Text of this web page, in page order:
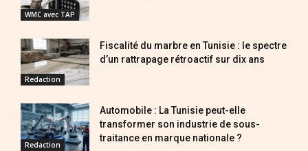
WMC avec TAP
Redaction
Fiscalité du marbre en Tunisie : le spectre
d’un rattrapage rétroactif sur dix ans
Redaction
Automobile : La Tunisie peut-elle
transformer son industrie de sous-
traitance en marque nationale ?